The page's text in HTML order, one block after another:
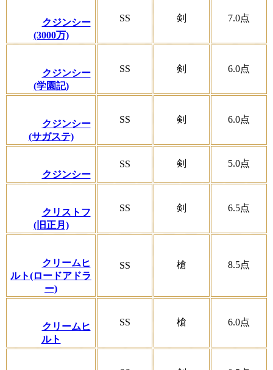
クジンシー
(3000万)
SS 剣 7.0点
クジンシー
(学園記)
SS 剣 6.0点
クジンシー
(サガステ)
SS 剣 6.0点
クジンシー
SS 剣 5.0点
クリストフ
(旧正月)
SS 剣 6.5点
クリームヒ
ルト(ロードアドラ
ー)
SS 槍 8.5点
クリームヒ
ルト
SS 槍 6.0点